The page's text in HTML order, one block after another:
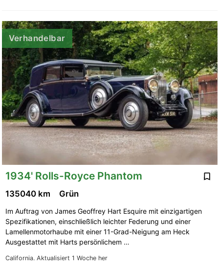
Verhandelbar
1934' Rolls-Royce Phantom
California. Aktualisiert 1 Woche her
135040 km Grün
Im Auftrag von James Geoffrey Hart Esquire mit einzigartigen
Spezifikationen, einschließlich leichter Federung und einer
Lamellenmotorhaube mit einer 11-Grad-Neigung am Heck
Ausgestattet mit Harts persönlichem …